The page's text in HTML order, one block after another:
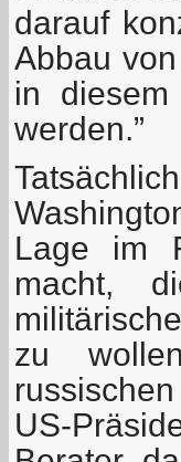
darauf
Abbau
in
werden.”
Lage im
macht,
zu
US-